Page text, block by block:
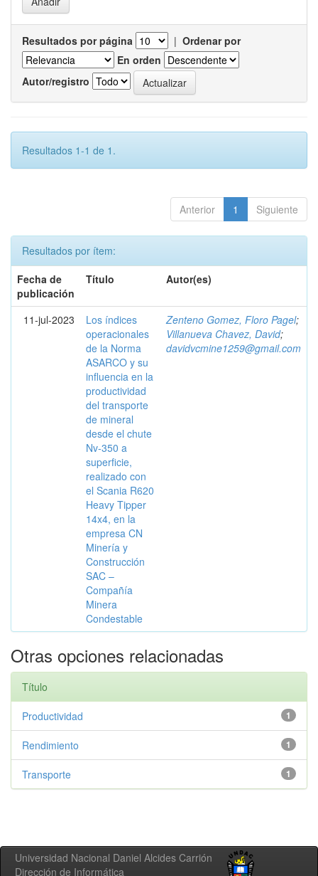
Resultados por página | Ordenar por
En orden
Autor/registro
Resultados 1-1 de 1.
Anterior 1 Siguiente
Resultados por ítem:
Fecha de
publicación
Título Autor(es)
11-jul-2023
Los índices
operacionales
de la Norma
ASARCO y su
influencia en la
productividad
del transporte
de mineral
desde el chute
Nv-350 a
superficie,
realizado con
el Scania R620
Heavy Tipper
14x4, en la
empresa CN
Minería y
Construcción
SAC –
Compañía
Minera
Condestable
Zenteno Gomez, Floro Pagel;
Villanueva Chavez, David;
davidvcmine1259@gmail.com
Otras opciones relacionadas
Título
1
Productividad
1
Rendimiento
1
Transporte
Universidad Nacional Daniel Alcides Carrión
Dirección de Informática